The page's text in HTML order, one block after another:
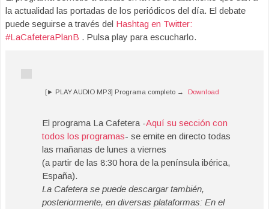
la actualidad las portadas de los periódicos del día. El debate
puede seguirse a través del Hashtag en Twitter:
#LaCafeteraPlanB . Pulsa play para escucharlo.
[► PLAY AUDIO MP3] Programa completo → Download
El programa La Cafetera -Aquí su sección con
todos los programas- se emite en directo todas
las mañanas de lunes a viernes
(a partir de las 8:30 hora de la península ibérica,
España).
La Cafetera se puede descargar también,
posteriormente, en diversas plataformas: En el